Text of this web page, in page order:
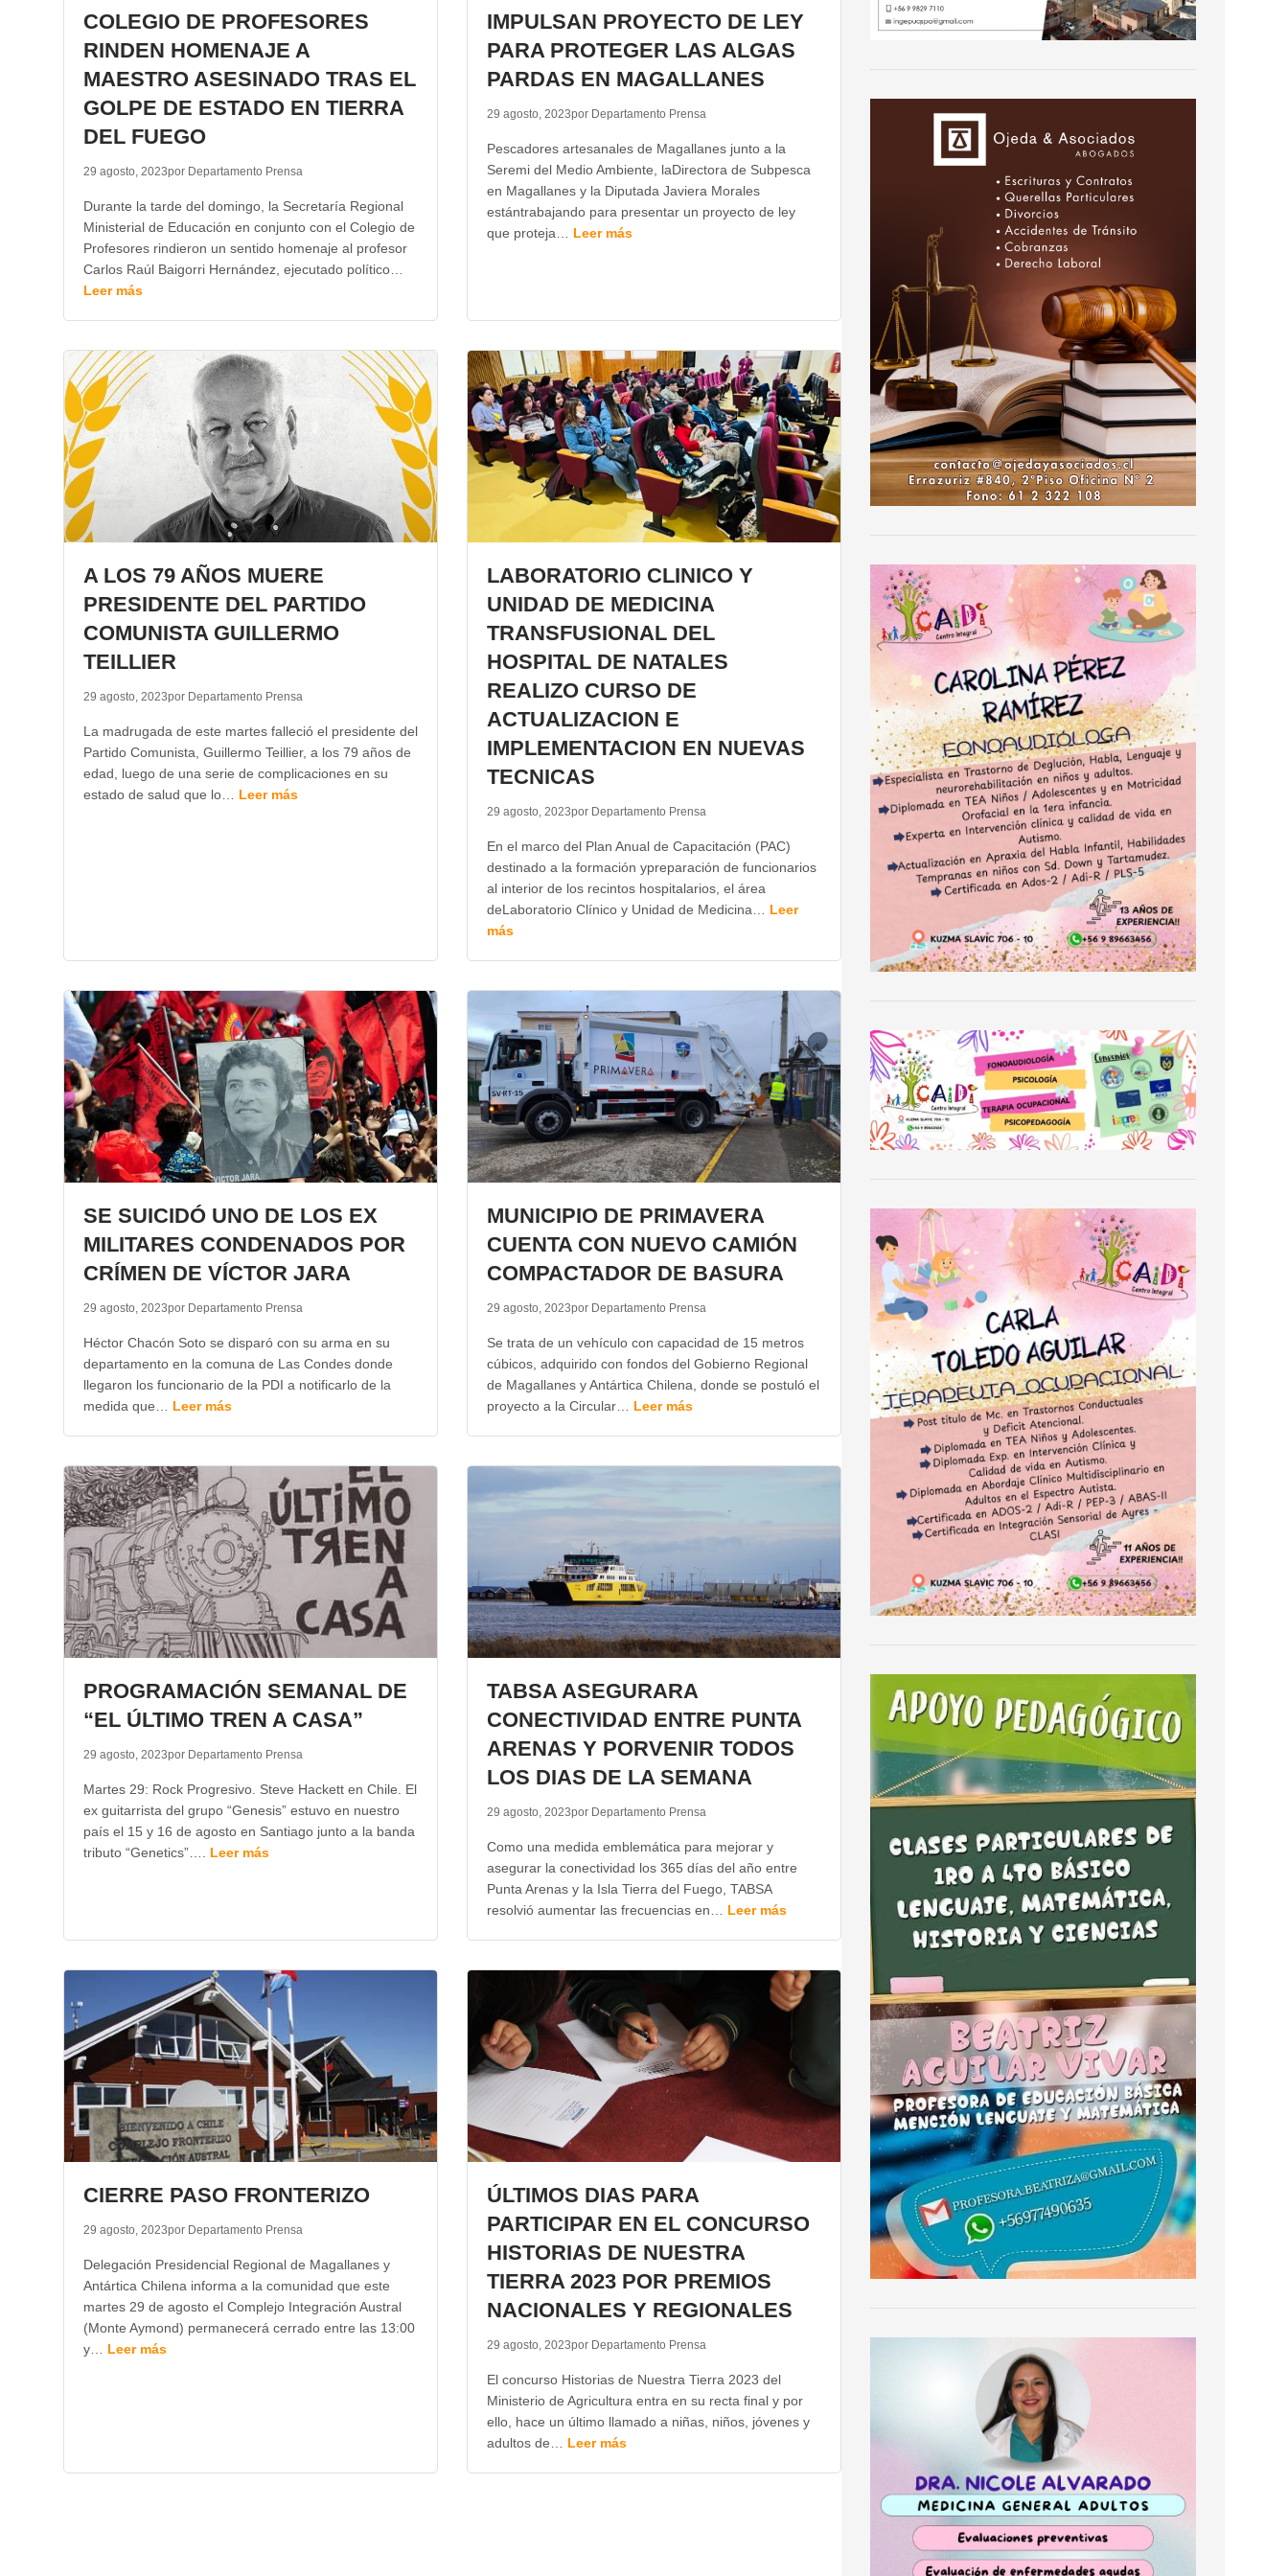
COLEGIO DE PROFESORES
RINDEN HOMENAJE A
MAESTRO ASESINADO TRAS EL
GOLPE DE ESTADO EN TIERRA
DEL FUEGO
29 agosto, 2023por Departamento Prensa
Durante la tarde del domingo, la Secretaría Regional
Ministerial de Educación en conjunto con el Colegio de
Profesores rindieron un sentido homenaje al profesor
Carlos Raúl Baigorri Hernández, ejecutado político…
Leer más
IMPULSAN PROYECTO DE LEY
PARA PROTEGER LAS ALGAS
PARDAS EN MAGALLANES
29 agosto, 2023por Departamento Prensa
Pescadores artesanales de Magallanes junto a la
Seremi del Medio Ambiente, laDirectora de Subpesca
en Magallanes y la Diputada Javiera Morales
estántrabajando para presentar un proyecto de ley
que proteja… Leer más
A LOS 79 AÑOS MUERE
PRESIDENTE DEL PARTIDO
COMUNISTA GUILLERMO
TEILLIER
29 agosto, 2023por Departamento Prensa
La madrugada de este martes falleció el presidente del
Partido Comunista, Guillermo Teillier, a los 79 años de
edad, luego de una serie de complicaciones en su
estado de salud que lo… Leer más
LABORATORIO CLINICO Y
UNIDAD DE MEDICINA
TRANSFUSIONAL DEL
HOSPITAL DE NATALES
REALIZO CURSO DE
ACTUALIZACION E
IMPLEMENTACION EN NUEVAS
TECNICAS
29 agosto, 2023por Departamento Prensa
En el marco del Plan Anual de Capacitación (PAC)
destinado a la formación ypreparación de funcionarios
al interior de los recintos hospitalarios, el área
deLaboratorio Clínico y Unidad de Medicina… Leer
más
SE SUICIDÓ UNO DE LOS EX
MILITARES CONDENADOS POR
CRÍMEN DE VÍCTOR JARA
29 agosto, 2023por Departamento Prensa
Héctor Chacón Soto se disparó con su arma en su
departamento en la comuna de Las Condes donde
llegaron los funcionario de la PDI a notificarlo de la
medida que… Leer más
MUNICIPIO DE PRIMAVERA
CUENTA CON NUEVO CAMIÓN
COMPACTADOR DE BASURA
29 agosto, 2023por Departamento Prensa
Se trata de un vehículo con capacidad de 15 metros
cúbicos, adquirido con fondos del Gobierno Regional
de Magallanes y Antártica Chilena, donde se postuló el
proyecto a la Circular… Leer más
PROGRAMACIÓN SEMANAL DE
“EL ÚLTIMO TREN A CASA”
29 agosto, 2023por Departamento Prensa
Martes 29: Rock Progresivo. Steve Hackett en Chile. El
ex guitarrista del grupo “Genesis” estuvo en nuestro
país el 15 y 16 de agosto en Santiago junto a la banda
tributo “Genetics”…. Leer más
TABSA ASEGURARA
CONECTIVIDAD ENTRE PUNTA
ARENAS Y PORVENIR TODOS
LOS DIAS DE LA SEMANA
29 agosto, 2023por Departamento Prensa
Como una medida emblemática para mejorar y
asegurar la conectividad los 365 días del año entre
Punta Arenas y la Isla Tierra del Fuego, TABSA
resolvió aumentar las frecuencias en… Leer más
CIERRE PASO FRONTERIZO
29 agosto, 2023por Departamento Prensa
Delegación Presidencial Regional de Magallanes y
Antártica Chilena informa a la comunidad que este
martes 29 de agosto el Complejo Integración Austral
(Monte Aymond) permanecerá cerrado entre las 13:00
y… Leer más
ÚLTIMOS DIAS PARA
PARTICIPAR EN EL CONCURSO
HISTORIAS DE NUESTRA
TIERRA 2023 POR PREMIOS
NACIONALES Y REGIONALES
29 agosto, 2023por Departamento Prensa
El concurso Historias de Nuestra Tierra 2023 del
Ministerio de Agricultura entra en su recta final y por
ello, hace un último llamado a niñas, niños, jóvenes y
adultos de… Leer más